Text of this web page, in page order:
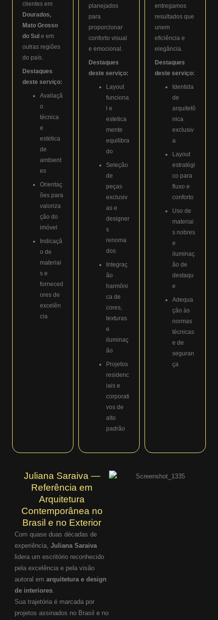
clientes em
Dourados,
Mato Grosso
do Sul e em
outras regiões
do país.
Destaques
deste serviço:
Avaliaçã
o
técnica
e
estética
de
ambient
es
Orientaç
ões para
valoriza
ção do
imóvel
Indicaçã
o de
materiai
s e
forneced
ores de
excelên
cia
planejados
para
proporcionar
conforto visual
e emocional.
Destaques
deste serviço:
Layout
funciona
l e
estetica
mente
equilibra
do
Seleção
de
peças
exclusiv
as e
designer
s
renoma
dos
Integraç
ão
harmôni
ca de
cores,
texturas
e
iluminaç
ão
Projetos
residenc
iais e
corporati
vos de
alto
padrão
entregamos
resultados que
unem
eficiência e
elegância.
Destaques
deste serviço:
Identida
de
arquitetô
nica
exclusiv
a
Layout
estratégi
co para
fluxo e
conforto
Uso de
materiai
s nobres
e
iluminaç
ão de
destaqu
e
Adequa
ção às
normas
técnicas
e de
seguran
ça
Juliana Saraiva —
Referência em
Arquitetura
Contemporânea no
Brasil e no Exterior
Com quase duas décadas de
experiência, Juliana Saraiva
lidera um escritório reconhecido
pela excelência e pela visão
autoral em arquitetura e design
de interiores.
Sua trajetória é marcada por
projetos assinados no Brasil e no